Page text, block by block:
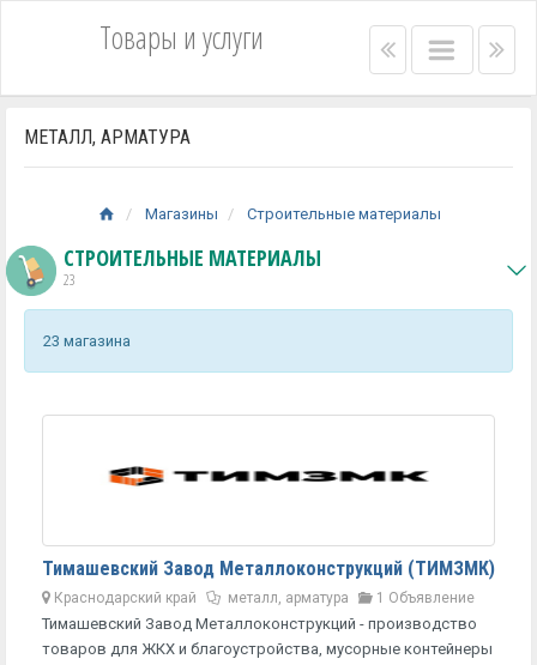
Товары и услуги Left
bar
Main
menu
Right
menu
bar
МЕТАЛЛ, АРМАТУРА
Магазины Строительные материалы
СТРОИТЕЛЬНЫЕ МАТЕРИАЛЫ
23
23 магазина
Тимашевский Завод Металлоконструкций (ТИМЗМК)
Краснодарский край металл, арматура 1 Объявление
Тимашевский Завод Металлоконструкций - производство
товаров для ЖКХ и благоустройства, мусорные контейнеры